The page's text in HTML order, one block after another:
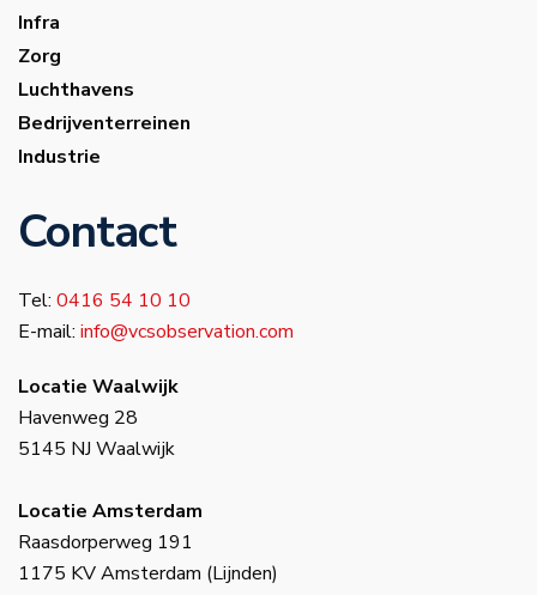
Infra
Zorg
Luchthavens
Bedrijventerreinen
Industrie
Contact
Tel: 0416 54 10 10
E-mail: info@vcsobservation.com
Locatie Waalwijk
Havenweg 28
5145 NJ Waalwijk
Locatie Amsterdam
Raasdorperweg 191
1175 KV Amsterdam (Lijnden)